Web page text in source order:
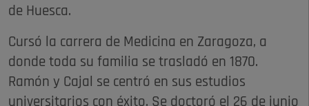
de Huesca.
Cursó la carrera de Medicina en Zaragoza, a
donde toda su familia se trasladó en 1870.
Ramón y Cajal se centró en sus estudios
universitarios con éxito. Se doctoró el 26 de junio